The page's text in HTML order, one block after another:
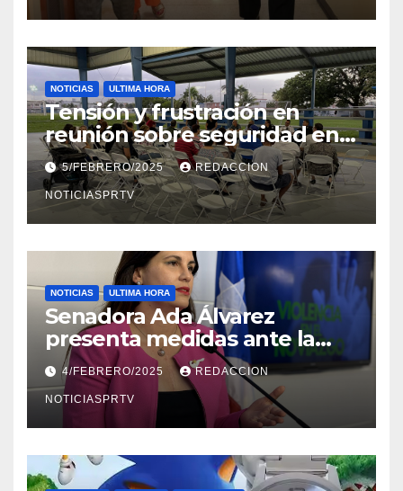
NOTICIAS ULTIMA HORA
Tensión y frustración en
reunión sobre seguridad en
Reparto Metropolitano
5/FEBRERO/2025 REDACCION
NOTICIASPRTV
NOTICIAS ULTIMA HORA
Senadora Ada Álvarez
presenta medidas ante la
violencia en el noviazgo
4/FEBRERO/2025 REDACCION
NOTICIASPRTV